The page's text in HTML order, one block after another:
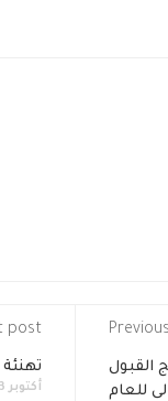
القبول
للعام
post
أكتوبر 3, 2014